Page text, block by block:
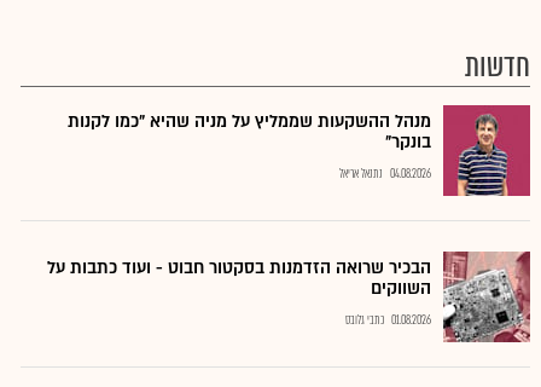
חדשות
מנהל ההשקעות שממליץ על מניה שהיא "כמו לקנות
בונקר"
04.08.2026 נתנאל אריאל
הבכיר שרואה הזדמנות בסקטור חבוט - ועוד כתבות על
השווקים
01.08.2026 כתבי גלובס